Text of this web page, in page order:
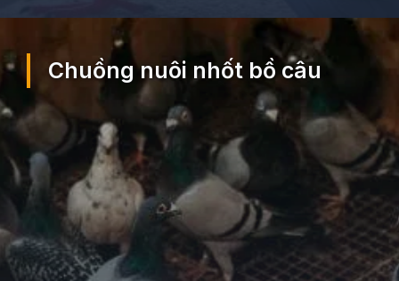
https://ocopaz.vn/nuoi-bo-cau-71
Chuồng nuôi nhốt bồ câu